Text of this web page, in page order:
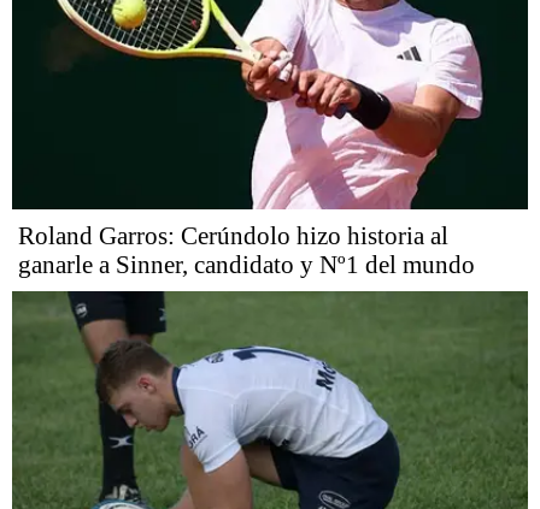
Roland Garros: Cerúndolo hizo historia al
ganarle a Sinner, candidato y Nº1 del mundo